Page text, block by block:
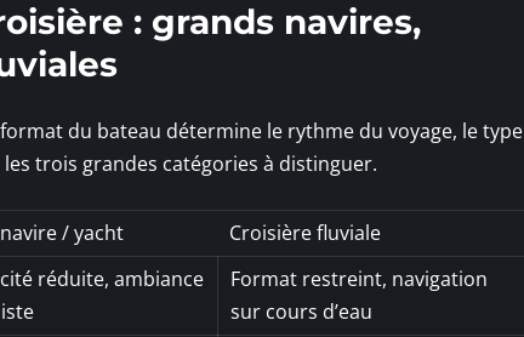
: grands navires,
du bateau détermine le rythme du voyage, le type
trois grandes catégories à distinguer.
/ yacht Croisière fluviale
réduite, ambiance
Format restreint, navigation
sur cours d’eau